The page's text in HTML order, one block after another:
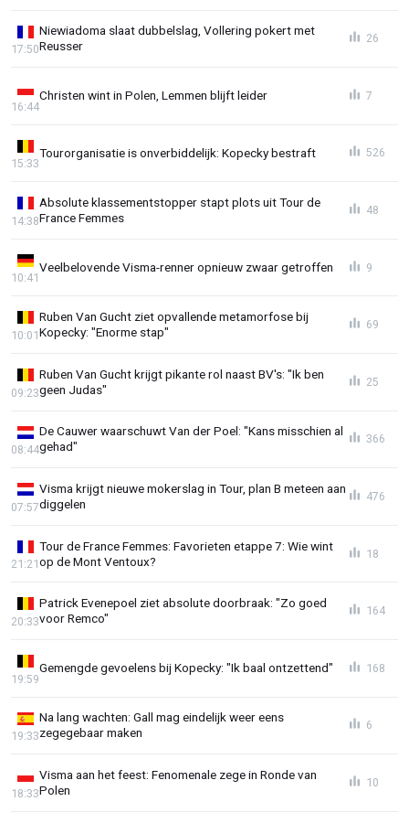
Niewiadoma slaat dubbelslag, Vollering pokert met
Reusser
17:50
26
Christen wint in Polen, Lemmen blijft leider
16:44
7
Tourorganisatie is onverbiddelijk: Kopecky bestraft
15:33
526
Absolute klassementstopper stapt plots uit Tour de
France Femmes
14:38
48
Veelbelovende Visma-renner opnieuw zwaar getroffen
10:41
9
Ruben Van Gucht ziet opvallende metamorfose bij
Kopecky: "Enorme stap"
10:01
69
Ruben Van Gucht krijgt pikante rol naast BV's: "Ik ben
geen Judas"
09:23
25
De Cauwer waarschuwt Van der Poel: "Kans misschien al
gehad"
08:44
366
Visma krijgt nieuwe mokerslag in Tour, plan B meteen aan
diggelen
07:57
476
Tour de France Femmes: Favorieten etappe 7: Wie wint
op de Mont Ventoux?
21:21
18
Patrick Evenepoel ziet absolute doorbraak: "Zo goed
voor Remco"
20:33
164
Gemengde gevoelens bij Kopecky: "Ik baal ontzettend"
19:59
168
Na lang wachten: Gall mag eindelijk weer eens
zegegebaar maken
19:33
6
Visma aan het feest: Fenomenale zege in Ronde van
Polen
18:33
10